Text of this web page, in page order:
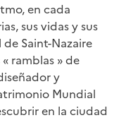
en cada
sus vidas y sus
Saint-Nazaire
ramblas » de
y
Mundial
en la ciudad